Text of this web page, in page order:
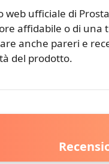
web ufficiale di
affidabile o di una
anche pareri e
del prodotto.